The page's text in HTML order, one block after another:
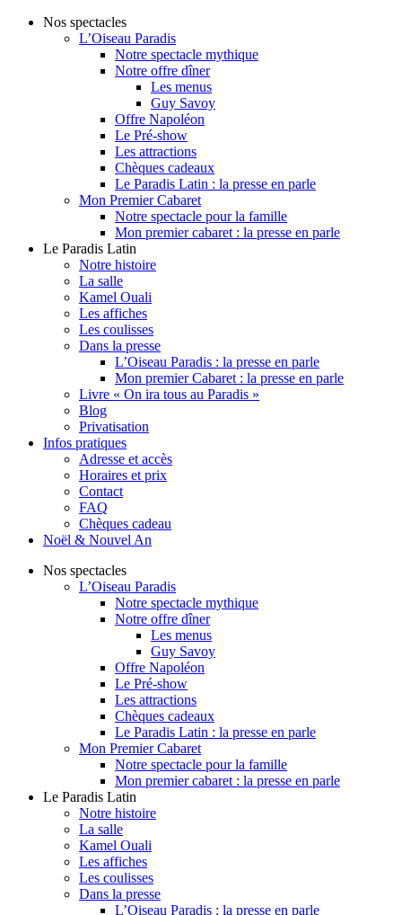
Nos spectacles
L’Oiseau Paradis
Notre spectacle mythique
Notre offre dîner
Les menus
Guy Savoy
Offre Napoléon
Le Pré-show
Les attractions
Chèques cadeaux
Le Paradis Latin : la presse en parle
Mon Premier Cabaret
Notre spectacle pour la famille
Mon premier cabaret : la presse en parle
Le Paradis Latin
Notre histoire
La salle
Kamel Ouali
Les affiches
Les coulisses
Dans la presse
L’Oiseau Paradis : la presse en parle
Mon premier Cabaret : la presse en parle
Livre « On ira tous au Paradis »
Blog
Privatisation
Infos pratiques
Adresse et accès
Horaires et prix
Contact
FAQ
Chèques cadeau
Noël & Nouvel An
Nos spectacles
L’Oiseau Paradis
Notre spectacle mythique
Notre offre dîner
Les menus
Guy Savoy
Offre Napoléon
Le Pré-show
Les attractions
Chèques cadeaux
Le Paradis Latin : la presse en parle
Mon Premier Cabaret
Notre spectacle pour la famille
Mon premier cabaret : la presse en parle
Le Paradis Latin
Notre histoire
La salle
Kamel Ouali
Les affiches
Les coulisses
Dans la presse
L’Oiseau Paradis : la presse en parle